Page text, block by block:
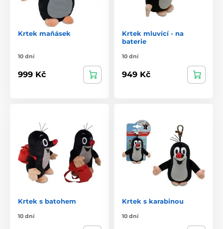
Krtek maňásek
10 dní
999 Kč
Krtek mluvící - na
baterie
10 dní
949 Kč
Krtek s batohem
10 dní
Krtek s karabinou
10 dní